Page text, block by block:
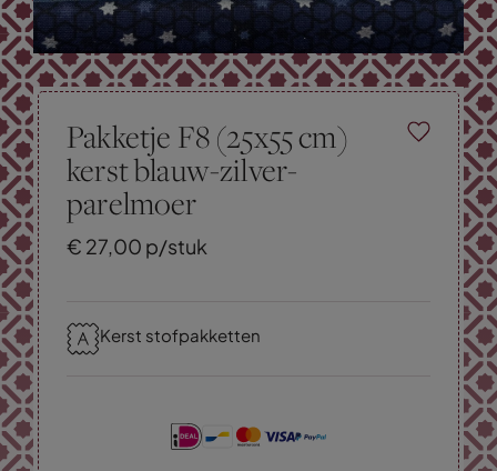
Pakketje F8 (25x55 cm)
kerst blauw-zilver-
parelmoer
€ 27,00 p/stuk
Kerst stofpakketten